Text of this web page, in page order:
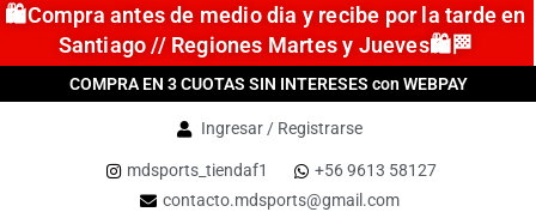
🛍️Compra antes de medio dia y recibe por la tarde en
Santiago // Regiones Martes y Jueves🛍️🏁
COMPRA EN 3 CUOTAS SIN INTERESES con WEBPAY
Ingresar / Registrarse
mdsports_tiendaf1
+56 9613 58127
contacto.mdsports@gmail.com